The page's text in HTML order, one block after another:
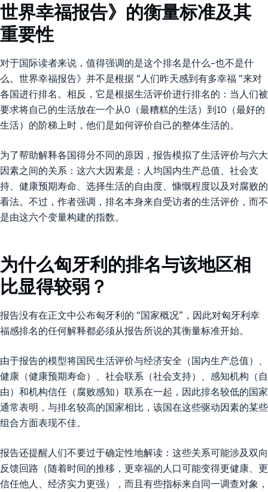
世界幸福报告》的衡量标准及其
重要性
对于国际读者来说，值得强调的是这个排名是什么–也不是什
么。世界幸福报告》并不是根据 “人们昨天感到有多幸福 “来对
各国进行排名。相反，它是根据生活评价进行排名的：当人们被
要求将自己的生活放在一个从0（最糟糕的生活）到10（最好的
生活）的阶梯上时，他们是如何评价自己的整体生活的。
为了帮助解释各国得分不同的原因，报告模拟了生活评价与六大
因素之间的关系：这六大因素是：人均国内生产总值、社会支
持、健康预期寿命、选择生活的自由度、慷慨程度以及对腐败的
看法。不过，作者强调，排名本身来自受访者的生活评价，而不
是由这六个变量构建的指数。
为什么匈牙利的排名与该地区相
比显得较弱？
报告没有在正文中公布匈牙利的 “国家概况”，因此对匈牙利幸
福感排名的任何解释都必须从报告所说的其衡量标准开始。
由于报告的模型将国民生活评价与经济安全（国内生产总值）、
健康（健康预期寿命）、社会联系（社会支持）、感知机构（自
由）和机构信任（腐败感知）联系在一起，因此排名较低的国家
通常表明，与排名较高的国家相比，该国在这些驱动因素的某些
组合方面表现不佳。
报告还提醒人们不要过于确定性地解读：这些关系可能涉及双向
反馈回路（随着时间的推移，更幸福的人口可能变得更健康、更
信任他人、经济实力更强），而且有些指标来自同一调查对象，